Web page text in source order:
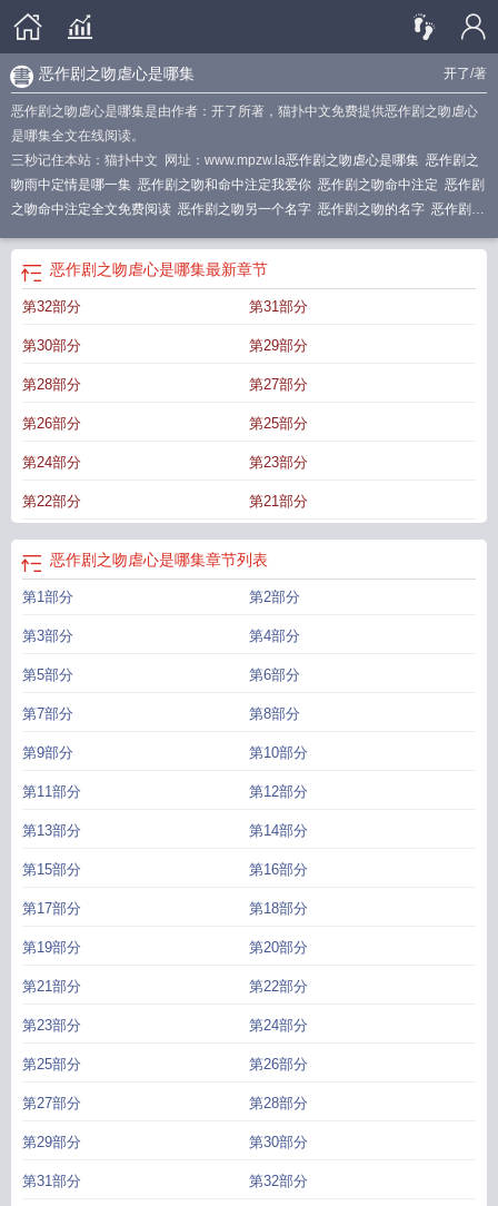
开了/著
恶作剧之吻虐心是哪集
恶作剧之吻虐心是哪集是由作者：开了所著，猫扑中文免费提供恶作剧之吻虐心
是哪集全文在线阅读。
三秒记住本站：猫扑中文 网址：www.mpzw.la恶作剧之吻虐心是哪集 恶作剧之
吻雨中定情是哪一集 恶作剧之吻和命中注定我爱你 恶作剧之吻命中注定 恶作剧
之吻命中注定全文免费阅读 恶作剧之吻另一个名字 恶作剧之吻的名字 恶作剧之
恶作剧之吻主演名字 [恶作剧之吻 恶作剧之吻之命中注定
注定我爱你
恶作剧之吻虐心是哪集最新章节
第32部分 第31部分
第30部分 第29部分
第28部分 第27部分
第26部分 第25部分
第24部分 第23部分
第22部分 第21部分
恶作剧之吻虐心是哪集章节列表
第1部分 第2部分
第3部分 第4部分
第5部分 第6部分
第7部分 第8部分
第9部分 第10部分
第11部分 第12部分
第13部分 第14部分
第15部分 第16部分
第17部分 第18部分
第19部分 第20部分
第21部分 第22部分
第23部分 第24部分
第25部分 第26部分
第27部分 第28部分
第29部分 第30部分
第31部分 第32部分